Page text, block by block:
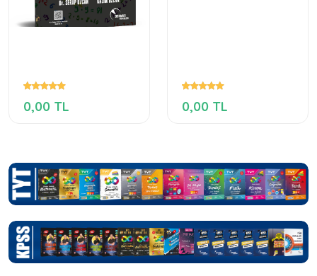
0,00 TL 0,00 TL